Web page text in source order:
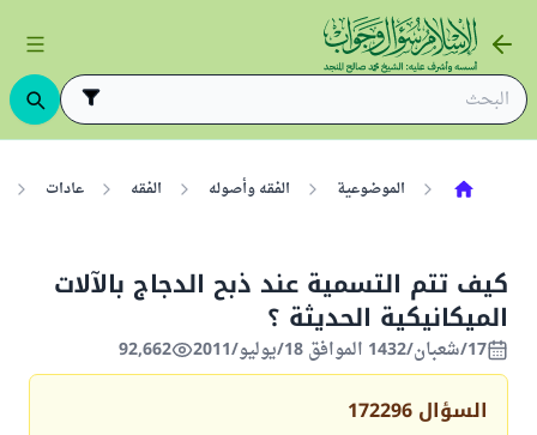
الموضوعية الفقه وأصوله الفقه عادات
كيف تتم التسمية عند ذبح الدجاج بالآلات
الميكانيكية الحديثة ؟
17/شعبان/1432 الموافق 18/يوليو/2011 92,662
السؤال 172296